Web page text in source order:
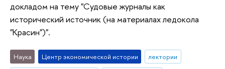
докладом на тему "Судовые журналы как
исторический источник (на материалах ледокола
"Красин")".
Наука Центр экономической истории
лектории